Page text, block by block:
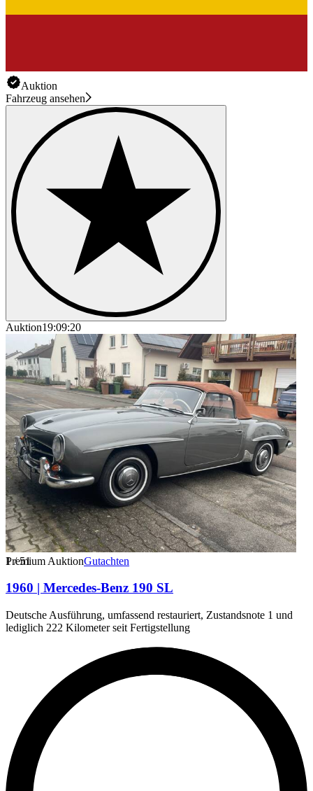
Auktion
Fahrzeug ansehen
Auktion19:09:20
1/51
Premium AuktionGutachten
1960 | Mercedes-Benz 190 SL
Deutsche Ausführung, umfassend restauriert, Zustandsnote 1 und
lediglich 222 Kilometer seit Fertigstellung